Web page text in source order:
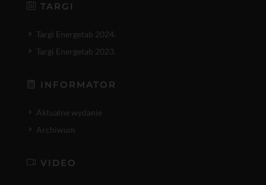
TARGI
Targi Energetab 2024.
Targi Energetab 2023.
INFORMATOR
Aktualne wydanie
Archiwum
VIDEO